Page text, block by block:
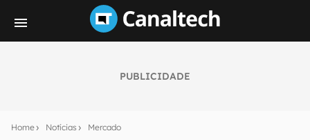
PUBLICIDADE
Home Notícias Mercado
notícias e reviews sobre tecnologia em primeira